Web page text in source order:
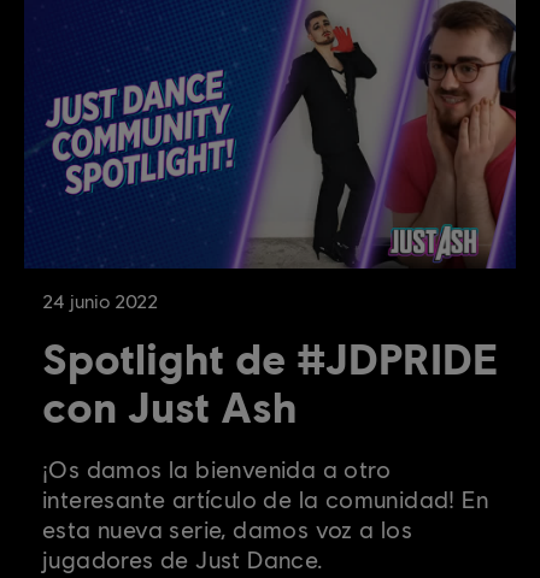
24 junio 2022
Spotlight de #JDPRIDE
con Just Ash
¡Os damos la bienvenida a otro
interesante artículo de la comunidad! En
esta nueva serie, damos voz a los
jugadores de Just Dance.